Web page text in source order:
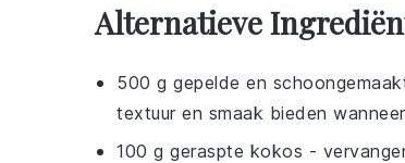
Alternatieve
500 g gepelde en
textuur en smaak bieden
100 g geraspte kokos -